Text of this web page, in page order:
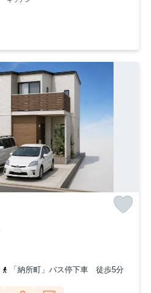
「納所町」バス停下車 徒歩5分